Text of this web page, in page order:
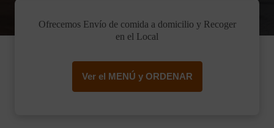
Ofrecemos Envío de comida a domicilio y Recoger
en el Local
Ver el MENÚ y ORDENAR